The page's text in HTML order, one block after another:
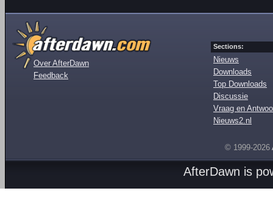
Over AfterDawn
Feedback
Sections:
Nieuws
Downloads
Top Downloads
Discussie
Vraag en
Nieuws2.nl
© 1999-2026
AfterDawn is